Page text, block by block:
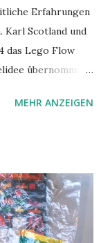
Erfahrungen
Karl Scotland und
das Lego Flow
übernommen,
Ubongo-
MEHR ANZEIGEN